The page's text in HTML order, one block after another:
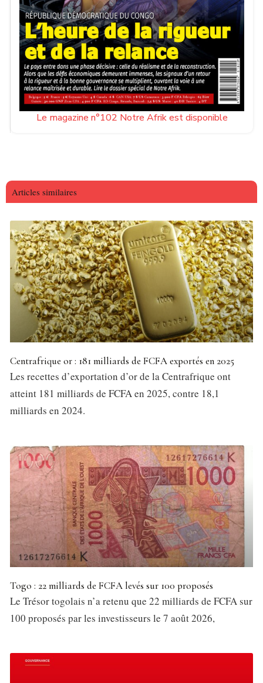
Le magazine n°102 Notre Afrik est disponible
Articles similaires
Centrafrique or : 181 milliards de FCFA exportés en 2025
Les recettes d’exportation d’or de la Centrafrique ont
atteint 181 milliards de FCFA en 2025, contre 18,1
milliards en 2024.
Togo : 22 milliards de FCFA levés sur 100 proposés
Le Trésor togolais n’a retenu que 22 milliards de FCFA sur
100 proposés par les investisseurs le 7 août 2026,